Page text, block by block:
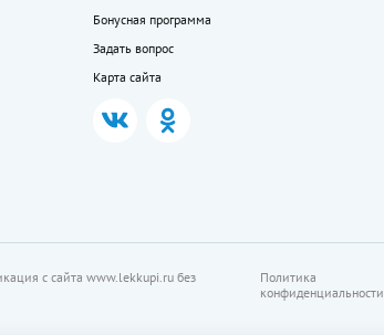
Бонусная программа
Задать вопрос
Карта сайта
с сайта www.lekkupi.ru без
Политика
конфиденциальности